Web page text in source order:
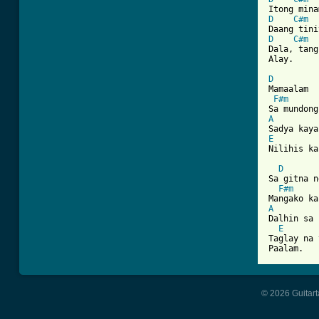
D
C#m
D
C#m
Dala,
Alay.
D
Mamaalam
F#m
A
E
Nilihis
D
Sa gitna
F#m
A
Dalhin
E
Taglay na
Paalam.
© 2026